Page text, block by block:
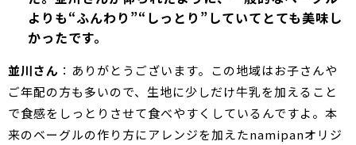
よりも“ふんわり”“しっとり”していてとても美味し
かったです。
並川さん ：ありがとうございます。この地域はお子さんや
ご年配の方も多いので、生地に少しだけ牛乳を加えること
で食感をしっとりさせて食べやすくしているんですよ。本
来のベーグルの作り方にアレンジを加えたnamipanオリジ